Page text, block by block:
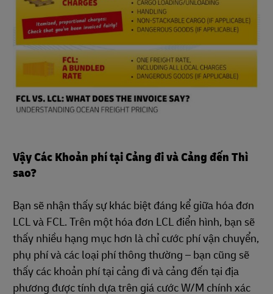
Vậy Các Khoản phí tại Cảng đi và Cảng đến Thì
sao?
Bạn sẽ nhận thấy sự khác biệt đáng kể giữa hóa đơn
LCL và FCL. Trên một hóa đơn LCL điển hình, bạn sẽ
thấy nhiều hạng mục hơn là chỉ cước phí vận chuyển,
phụ phí và các loại phí thông thường – bạn cũng sẽ
thấy các khoản phí tại cảng đi và cảng đến tại địa
phương được tính dựa trên giá cước W/M chính xác